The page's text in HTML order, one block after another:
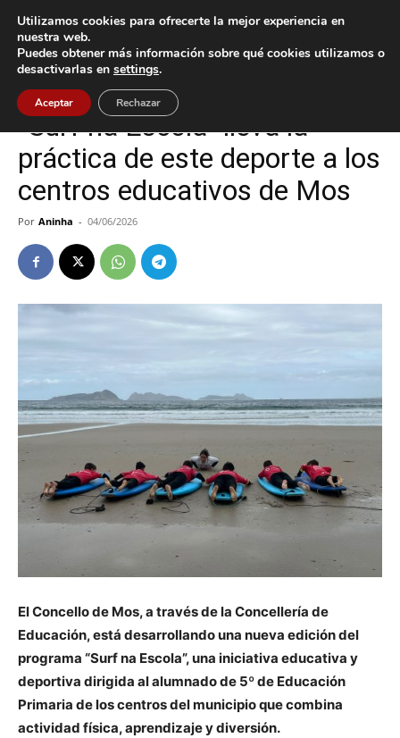
Inicio Deportes
Deportes Mos
“Surf na Escola” lleva la
práctica de este deporte a los
centros educativos de Mos
Por Aninha - 04/06/2026
El Concello de Mos, a través de la Concellería de
Educación, está desarrollando una nueva edición del
programa “Surf na Escola”, una iniciativa educativa y
deportiva dirigida al alumnado de 5º de Educación
Primaria de los centros del municipio que combina
actividad física, aprendizaje y diversión.
Utilizamos cookies para ofrecerte la mejor experiencia en
nuestra web.
Puedes obtener más información sobre qué cookies utilizamos o
desactivarlas en settings.
Aceptar Rechazar